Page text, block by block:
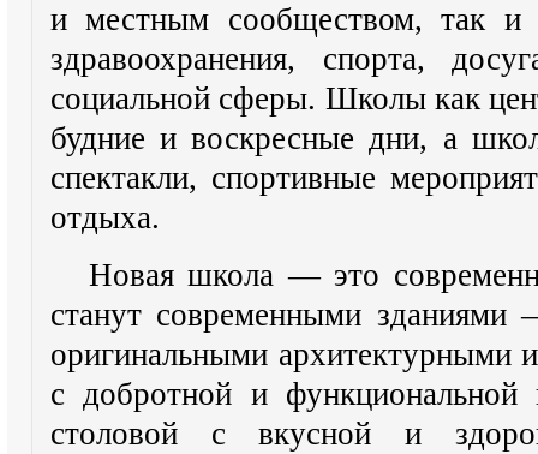
и местным сообществом, так и
здравоохранения, спорта,
социальной сферы. Школы как
будние и воскресные дни, а
спектакли, спортивные
отдыха.
Новая школа — это
станут современными
оригинальными архитектурными
с добротной и
столовой с вкусной и